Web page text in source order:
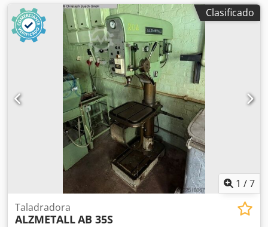
velocidad de forma continua - Indicador de velocidad
digital - Protección contra sobrecarga del avance - Grado
de protección IP 54 - Enchufe - Protector del husillo con
protección eléctrica - Con lámpara de máquina LED
Clasificado
1 /7
Taladradora
ALZMETALLAB 35S